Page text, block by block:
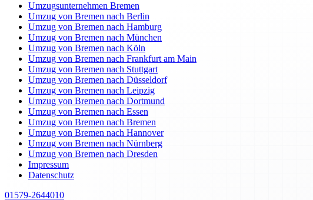
Umzugsunternehmen Bremen
Umzug von Bremen nach Berlin
Umzug von Bremen nach Hamburg
Umzug von Bremen nach München
Umzug von Bremen nach Köln
Umzug von Bremen nach Frankfurt am Main
Umzug von Bremen nach Stuttgart
Umzug von Bremen nach Düsseldorf
Umzug von Bremen nach Leipzig
Umzug von Bremen nach Dortmund
Umzug von Bremen nach Essen
Umzug von Bremen nach Bremen
Umzug von Bremen nach Hannover
Umzug von Bremen nach Nürnberg
Umzug von Bremen nach Dresden
Impressum
Datenschutz
01579-2644010